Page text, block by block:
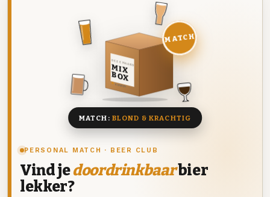
PERSONAL MATCH · BEER CLUB
Vind jedoordrinkbaarbier
lekker?
DEZE MAAND
MIX
BOX
8 BIEREN
MATCH
MATCH: BLOND & KRACHTIG